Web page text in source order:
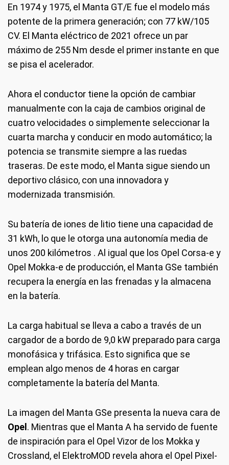
En 1974 y 1975, el Manta GT/E fue el modelo más
potente de la primera generación; con 77 kW/105
CV. El Manta eléctrico de 2021 ofrece un par
máximo de 255 Nm desde el primer instante en que
se pisa el acelerador.
Ahora el conductor tiene la opción de cambiar
manualmente con la caja de cambios original de
cuatro velocidades o simplemente seleccionar la
cuarta marcha y conducir en modo automático; la
potencia se transmite siempre a las ruedas
traseras. De este modo, el Manta sigue siendo un
deportivo clásico, con una innovadora y
modernizada transmisión.
Su batería de iones de litio tiene una capacidad de
31 kWh, lo que le otorga una autonomía media de
unos 200 kilómetros . Al igual que los Opel Corsa-e y
Opel Mokka-e de producción, el Manta GSe también
recupera la energía en las frenadas y la almacena
en la batería.
La carga habitual se lleva a cabo a través de un
cargador de a bordo de 9,0 kW preparado para carga
monofásica y trifásica. Esto significa que se
emplean algo menos de 4 horas en cargar
completamente la batería del Manta.
La imagen del Manta GSe presenta la nueva cara de
Opel . Mientras que el Manta A ha servido de fuente
de inspiración para el Opel Vizor de los Mokka y
Crossland, el ElektroMOD revela ahora el Opel Pixel-